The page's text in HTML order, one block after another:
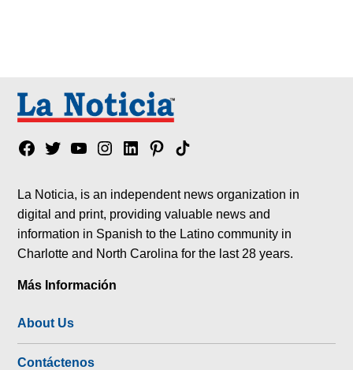
Facebook
TwitterYouTubeInstagram
LinkedinPinterest
Tik
La Noticia, is an independent news organization in
digital and print, providing valuable news and
information in Spanish to the Latino community in
Charlotte and North Carolina for the last 28 years.
Más Información
About Us
Contáctenos